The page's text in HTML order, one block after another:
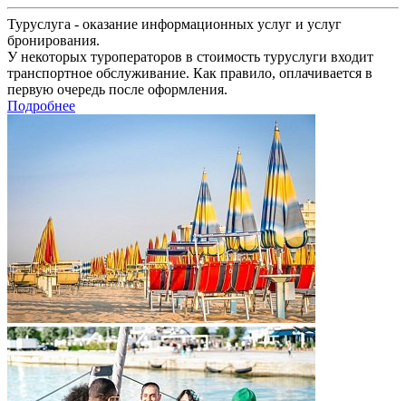
Туруслуга - оказание информационных услуг и услуг
бронирования.
У некоторых туроператоров в стоимость туруслуги входит
транспортное обслуживание. Как правило, оплачивается в
первую очередь после оформления.
Подробнее